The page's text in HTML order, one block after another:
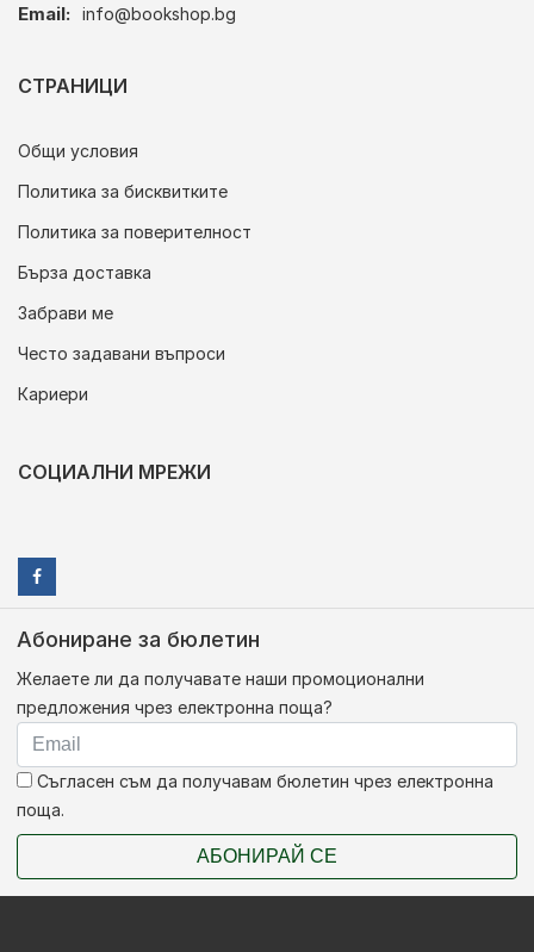
Email: info@bookshop.bg
СТРАНИЦИ
Общи условия
Политика за бисквитките
Политика за поверителност
Бърза доставка
Забрави ме
Често задавани въпроси
Кариери
СОЦИАЛНИ МРЕЖИ
Абониране за бюлетин
Желаете ли да получавате наши промоционални
предложения чрез електронна поща?
Съгласен съм да получавам бюлетин чрез електронна
поща.
АБОНИРАЙ СЕ